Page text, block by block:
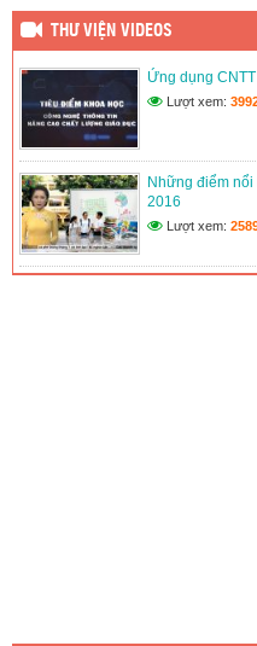
THƯ VIỆN VIDEOS
Ứng dụng
Lượt xem:
Những điểm nổi
2016
Lượt xem: